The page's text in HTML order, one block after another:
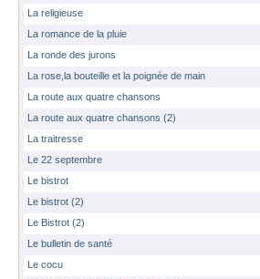
La religieuse
La romance de la pluie
La ronde des jurons
La rose,la bouteille et la poignée de main
La route aux quatre chansons
La route aux quatre chansons (2)
La traitresse
Le 22 septembre
Le bistrot
Le bistrot (2)
Le Bistrot (2)
Le bulletin de santé
Le cocu